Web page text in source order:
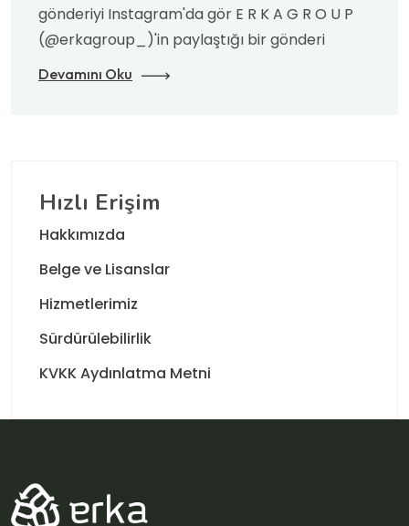
gönderiyi Instagram'da gör E R K A G R O U P
(@erkagroup_)'in paylaştığı bir gönderi
Devamını Oku
Hızlı Erişim
Hakkımızda
Belge ve Lisanslar
Hizmetlerimiz
Sürdürülebilirlik
KVKK Aydınlatma Metni